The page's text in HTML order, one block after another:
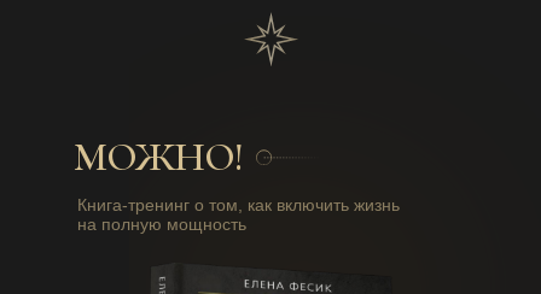
МОЖНО!
Книга-тренинг о том, как включить жизнь
на полную мощность